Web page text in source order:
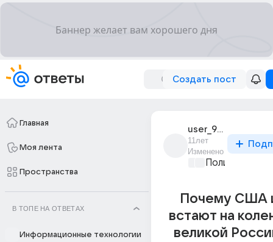
Создать пост
Главная
Моя лента
Пространства
В ТОПЕ НА ОТВЕТАХ
Информационные технологии
user_98199243
11лет
Изменено
Почему США
встают на
великой